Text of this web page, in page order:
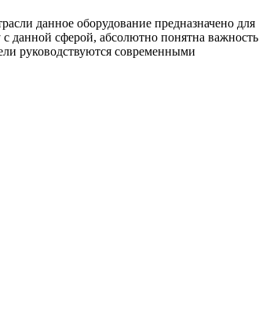
данное оборудование предназначено для
данной сферой, абсолютно понятна важность
руководствуются современными